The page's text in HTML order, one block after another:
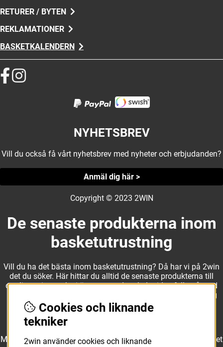
RETURER / BYTEN
REKLAMATIONER
BASKETKALENDERN
NYHETSBREV
Vill du också få vårt nyhetsbrev med nyheter och erbjudanden?
Anmäl dig här >
Copyright © 2023 2WIN
De senaste produkterna inom
basketutrustning
Vill du ha det bästa inom basketutrustning? Då har vi på 2win
det du söker. Här hittar du alltid de senaste produkterna till
otroliga priser, och vi är noga med att hela tiden fylla på med
nyheter i webbshopen. Det gör oss till ett naturligt val för dig
som vill ha utrustning som överträffar alla andra märken.
Med ett av Sveriges största kläd- och skosortiment inom basket
Cookies och liknande
tekniker
2win använder cookies och liknande